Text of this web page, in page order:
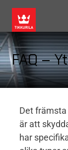
FAQ –
Det främsta
är att
har